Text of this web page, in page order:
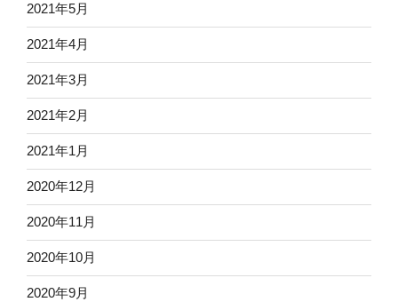
2021年5月
2021年4月
2021年3月
2021年2月
2021年1月
2020年12月
2020年11月
2020年10月
2020年9月